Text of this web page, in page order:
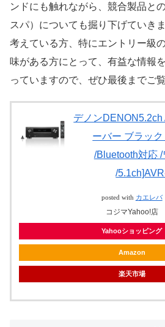
ンドにも触れながら、競合製品と
スパ）についても掘り下げていき
考えている方、特にエントリー級
味がある方にとって、有益な情報
っていますので、ぜひ最後までご
デノン
ーバー ブラッ
/Bluetooth対応
/
posted with カエレバ
コジマYahoo!店
Yahooショッピング
Amazon
楽天市場